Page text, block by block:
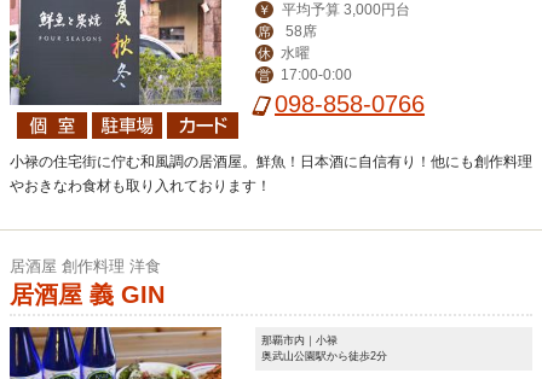
￥ 平均予算 3,000円台
席 58席
休 水曜
営 17:00-0:00
098-858-0766
小禄の住宅街に佇む和風調の居酒屋。鮮魚！日本酒に自信有り！他にも創作料理
やおきなわ食材も取り入れております！
居酒屋 創作料理 洋食
居酒屋 義 GIN
那覇市内｜小禄
奥武山公園駅から徒歩2分